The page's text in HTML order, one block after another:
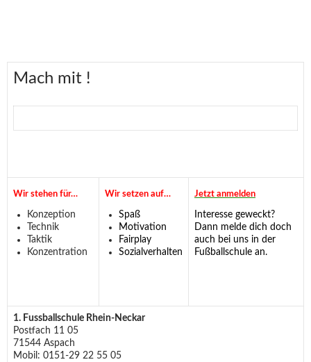
Mach mit !
Wir stehen für…
Konzeption
Technik
Taktik
Konzentration
Wir setzen auf…
Spaß
Motivation
Fairplay
Sozialverhalten
Jetzt anmelden
Interesse geweckt?
Dann melde dich doch
auch bei uns in der
Fußballschule an.
1. Fussballschule Rhein-Neckar
Postfach 11 05
71544 Aspach
Mobil: 0151-29 22 55 05